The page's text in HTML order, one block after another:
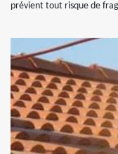
prévient tout risque de